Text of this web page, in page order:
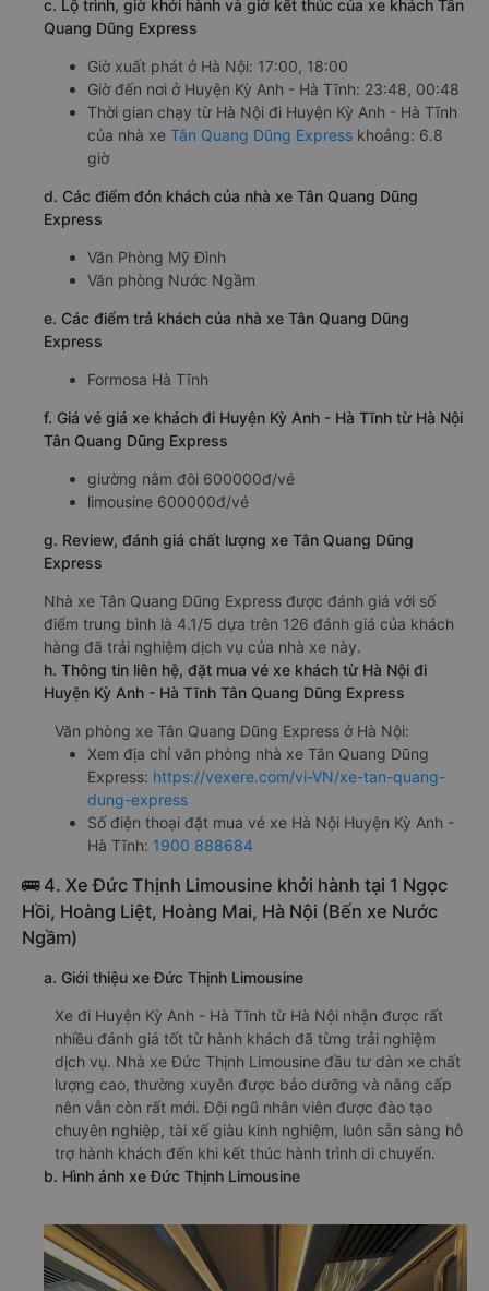
c. Lộ trình, giờ khởi hành và giờ kết thúc của xe khách Tân
Quang Dũng Express
Giờ xuất phát ở Hà Nội: 17:00, 18:00
Giờ đến nơi ở Huyện Kỳ Anh - Hà Tĩnh: 23:48, 00:48
Thời gian chạy từ Hà Nội đi Huyện Kỳ Anh - Hà Tĩnh
của nhà xe Tân Quang Dũng Express khoảng: 6.8
giờ
d. Các điểm đón khách của nhà xe Tân Quang Dũng
Express
Văn Phòng Mỹ Đình
Văn phòng Nước Ngầm
e. Các điểm trả khách của nhà xe Tân Quang Dũng
Express
Formosa Hà Tĩnh
f. Giá vé giá xe khách đi Huyện Kỳ Anh - Hà Tĩnh từ Hà Nội
Tân Quang Dũng Express
giường nằm đôi 600000đ/vé
limousine 600000đ/vé
g. Review, đánh giá chất lượng xe Tân Quang Dũng
Express
Nhà xe Tân Quang Dũng Express được đánh giá với số
điểm trung bình là 4.1/5 dựa trên 126 đánh giá của khách
hàng đã trải nghiệm dịch vụ của nhà xe này.
h. Thông tin liên hệ, đặt mua vé xe khách từ Hà Nội đi
Huyện Kỳ Anh - Hà Tĩnh Tân Quang Dũng Express
Văn phòng xe Tân Quang Dũng Express ở Hà Nội:
Xem địa chỉ văn phòng nhà xe Tân Quang Dũng
Express: https://vexere.com/vi-VN/xe-tan-quang-
dung-express
Số điện thoại đặt mua vé xe Hà Nội Huyện Kỳ Anh -
Hà Tĩnh: 1900 888684
🚌 4. Xe Đức Thịnh Limousine khởi hành tại 1 Ngọc
Hồi, Hoàng Liệt, Hoàng Mai, Hà Nội (Bến xe Nước
Ngầm)
a. Giới thiệu xe Đức Thịnh Limousine
Xe đi Huyện Kỳ Anh - Hà Tĩnh từ Hà Nội nhận được rất
nhiều đánh giá tốt từ hành khách đã từng trải nghiệm
dịch vụ. Nhà xe Đức Thịnh Limousine đầu tư dàn xe chất
lượng cao, thường xuyên được bảo dưỡng và nâng cấp
nên vẫn còn rất mới. Đội ngũ nhân viên được đào tạo
chuyên nghiệp, tài xế giàu kinh nghiệm, luôn sẵn sàng hỗ
trợ hành khách đến khi kết thúc hành trình di chuyển.
b. Hình ảnh xe Đức Thịnh Limousine